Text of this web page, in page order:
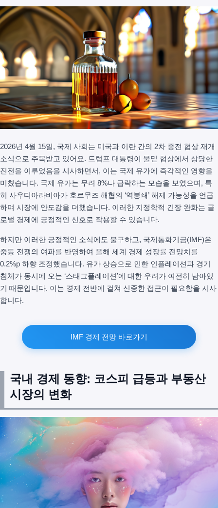
2026년 4월 15일, 국제 사회는 미국과 이란 간의 2차 종전 협상 재개
소식으로 주목받고 있어요. 트럼프 대통령이 물밑 협상에서 상당한
진전을 이루었음을 시사하면서, 이는 국제 유가에 즉각적인 영향을
미쳤습니다. 국제 유가는 무려 8%나 급락하는 모습을 보였으며, 특
히 사우디아라비아가 호르무즈 해협의 ‘역봉쇄’ 해제 가능성을 언급
하며 시장에 안도감을 더했습니다. 이러한 지정학적 긴장 완화는 글
로벌 경제에 긍정적인 신호로 작용할 수 있습니다.
하지만 이러한 긍정적인 소식에도 불구하고, 국제통화기금(IMF)은
중동 전쟁의 여파를 반영하여 올해 세계 경제 성장률 전망치를
0.2%p 하향 조정했습니다. 유가 상승으로 인한 인플레이션과 경기
침체가 동시에 오는 ‘스태그플레이션’에 대한 우려가 여전히 남아있
기 때문입니다. 이는 경제 전반에 걸쳐 신중한 접근이 필요함을 시사
합니다.
IMF 경제 전망 바로가기
국내 경제 동향: 코스피 급등과 부동산
시장의 변화